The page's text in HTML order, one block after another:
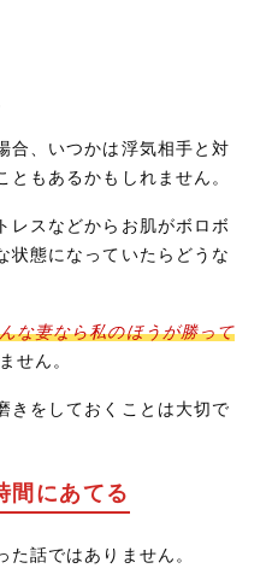
合、いつかは浮気相手と対
もあるかもしれません。
レスなどからお肌がボロボ
状態になっていたらどうな
な妻なら私のほうが勝って
せん。
きをしておくことは大切で
間にあてる
た話ではありません。